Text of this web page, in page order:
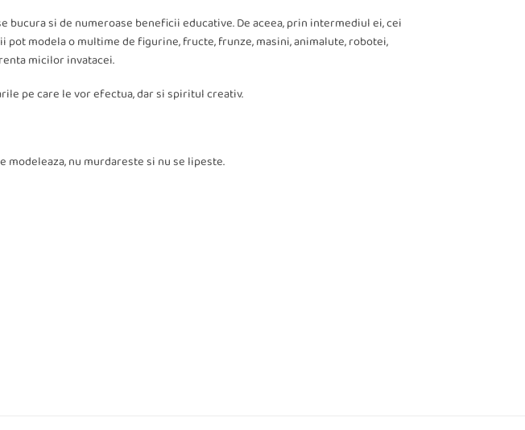
bucura si de numeroase beneficii educative. De aceea, prin intermediul ei, cei
modela o multime de figurine, fructe, frunze, masini, animalute, robotei,
micilor invatacei.
pe care le vor efectua, dar si spiritul creativ.
modeleaza, nu murdareste si nu se lipeste.